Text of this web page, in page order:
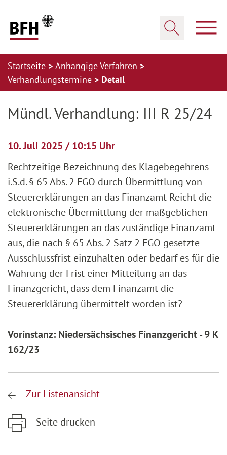
Startseite
Anhängige Verfahren
Verhandlungstermine
Detail
Mündl. Verhandlung: III R 25/24
10. Juli 2025 / 10:15 Uhr
Rechtzeitige Bezeichnung des Klagebegehrens
i.S.d. § 65 Abs. 2 FGO durch Übermittlung von
Steuererklärungen an das Finanzamt Reicht die
elektronische Übermittlung der maßgeblichen
Steuererklärungen an das zuständige Finanzamt
aus, die nach § 65 Abs. 2 Satz 2 FGO gesetzte
Ausschlussfrist einzuhalten oder bedarf es für die
Wahrung der Frist einer Mitteilung an das
Finanzgericht, dass dem Finanzamt die
Steuererklärung übermittelt worden ist?
Vorinstanz: Niedersächsisches Finanzgericht - 9 K
162/23
Zur Listenansicht
Seite drucken